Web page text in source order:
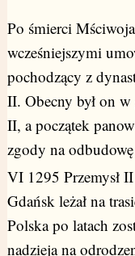
Po śmierci
wcześniejszymi
pochodzący z
II. Obecny był on
II, a początek
zgody na
VI 1295 Przemysł
Gdańsk leżał na
Polska po latach
nadzieja na